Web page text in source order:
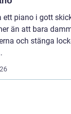
ett piano i gott
än att bara
och stänga